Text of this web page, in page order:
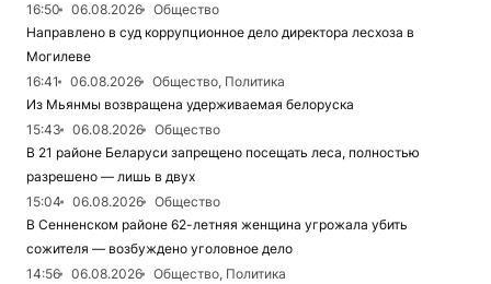
16:50
06.08.2026
Общество
Направлено в суд коррупционное дело директора лесхоза в
Могилеве
16:41
06.08.2026
Общество, Политика
Из Мьянмы возвращена удерживаемая белоруска
15:43
06.08.2026
Общество
В 21 районе Беларуси запрещено посещать леса, полностью
разрешено — лишь в двух
15:04
06.08.2026
Общество
В Сенненском районе 62-летняя женщина угрожала убить
сожителя — возбуждено уголовное дело
14:56
06.08.2026
Общество, Политика